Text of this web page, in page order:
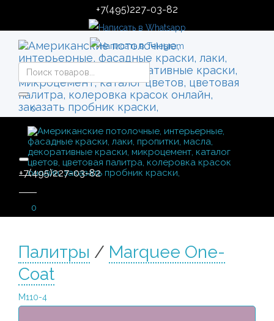
+7(495)227-03-82
0
+7(495)227-03-82
0
Палитры / Marquee One-
Coat
M110-4